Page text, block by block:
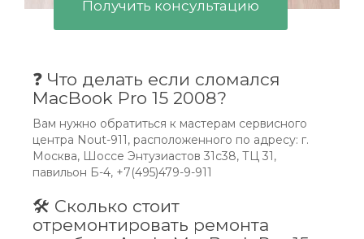
Получить консультацию
❓ Что делать если сломался
MacBook Pro 15 2008?
Вам нужно обратиться к мастерам сервисного
центра Nout-911, расположенного по адресу: г.
Москва, Шоссе Энтузиастов 31с38, ТЦ 31,
павильон Б-4, +7(495)479-9-911
🛠 Сколько стоит
отремонтировать ремонта